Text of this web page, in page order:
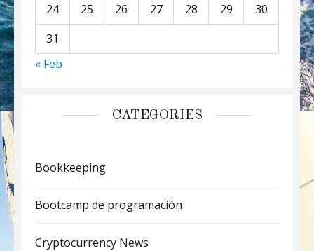
24
25 26 27 28 29
30
31
« Feb
CATEGORIES
Bookkeeping
Bootcamp de programación
Cryptocurrency News